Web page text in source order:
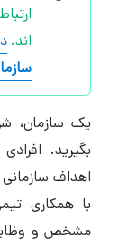
اند.
یک سازمان،
بگیرید.
اهداف
با همکاری
مشخص و وظایف